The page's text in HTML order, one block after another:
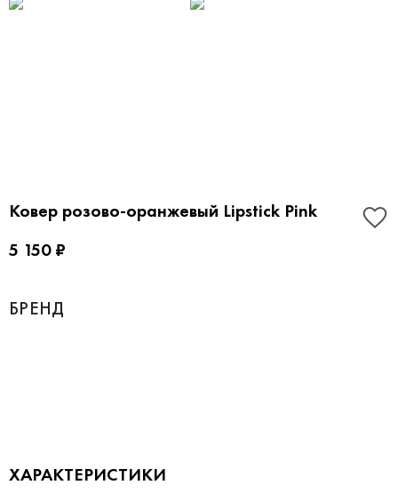
Ковер розово-оранжевый Lipstick Pink
5 150 ₽
БРЕНД
ХАРАКТЕРИСТИКИ